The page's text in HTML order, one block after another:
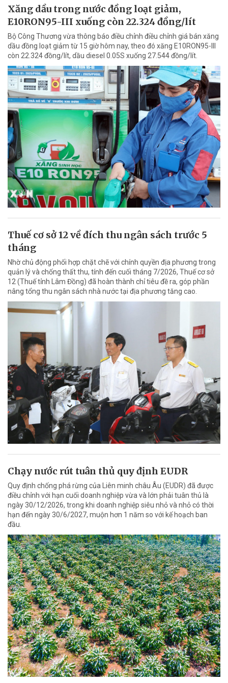
Xăng dầu trong nước đồng loạt giảm,
E10RON95-III xuống còn 22.324 đồng/lít
Bộ Công Thương vừa thông báo điều chỉnh điều chỉnh giá bán xăng
dầu đồng loạt giảm từ 15 giờ hôm nay, theo đó xăng E10RON95-III
còn 22.324 đồng/lít, dầu diesel 0.05S xuống 27.544 đồng/lít.
Thuế cơ sở 12 về đích thu ngân sách trước 5
tháng
Nhờ chủ động phối hợp chặt chẽ với chính quyền địa phương trong
quản lý và chống thất thu, tính đến cuối tháng 7/2026, Thuế cơ sở
12 (Thuế tỉnh Lâm Đồng) đã hoàn thành chỉ tiêu đề ra, góp phần
nâng tổng thu ngân sách nhà nước tại địa phương tăng cao.
Chạy nước rút tuân thủ quy định EUDR
Quy định chống phá rừng của Liên minh châu Âu (EUDR) đã được
điều chỉnh với hạn cuối doanh nghiệp vừa và lớn phải tuân thủ là
ngày 30/12/2026, trong khi doanh nghiệp siêu nhỏ và nhỏ có thời
hạn đến ngày 30/6/2027, muộn hơn 1 năm so với kế hoạch ban
đầu.